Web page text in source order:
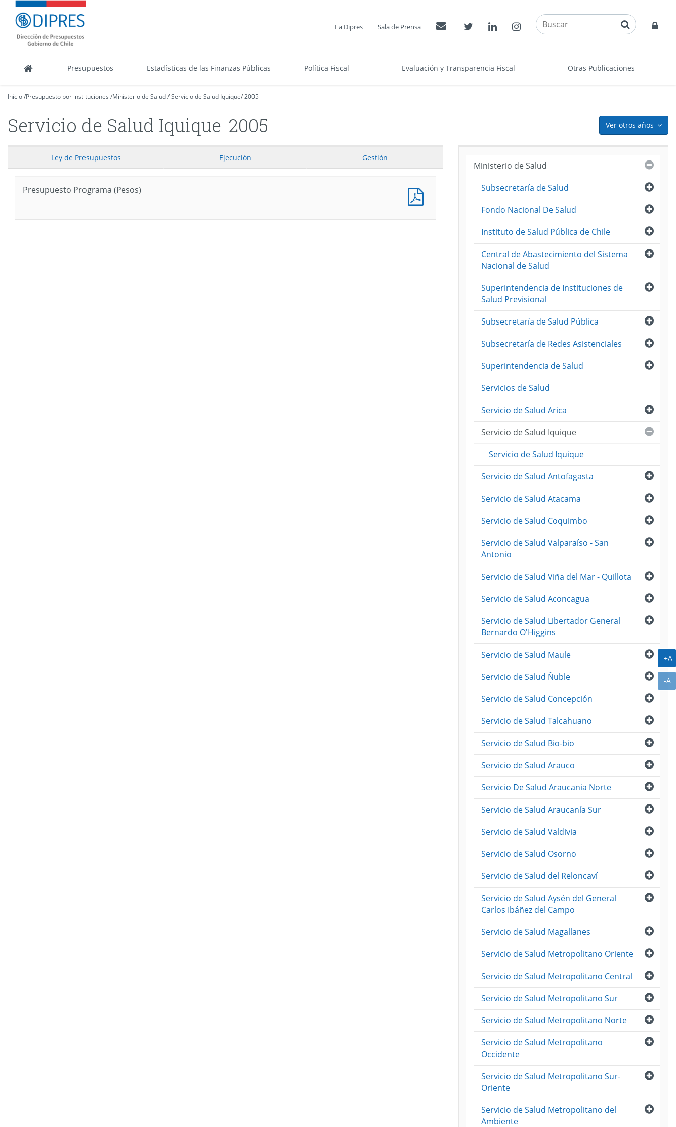
Contenido
principalDIPRES
-
Dirección
de
Presupuestos Estadísticas de las Finanzas Públicas Política Fiscal Evaluación y Transparencia Fiscal Otras Publicaciones
La Dipres Sala de Prensa Contactos Twitter LinkedinInstagram buscar
Inicio/Presupuesto por instituciones /Ministerio de Salud/Servicio de Salud Iquique/2005
Ver otros años
Servicio de Salud Iquique 2005
Ley de Presupuestos Ejecución Gestión
Presupuesto Programa (Pesos)
Ministerio de Salud
Abrir
Subsecretaría de Salud
Abrir
Fondo Nacional De Salud
Abrir
Instituto de Salud Pública de Chile
Abrir
Central de Abastecimiento del Sistema
Nacional de Salud
Abrir
Superintendencia de Instituciones de
Salud Previsional
Abrir
Subsecretaría de Salud Pública
Abrir
Subsecretaría de Redes Asistenciales
Abrir
Superintendencia de Salud
Servicios de Salud
Abrir
Servicio de Salud Arica
Servicio de Salud Iquique
Servicio de Salud Iquique
Abrir
Servicio de Salud Antofagasta
Abrir
Servicio de Salud Atacama
Abrir
Servicio de Salud Coquimbo
Abrir
Servicio de Salud Valparaíso - San
Antonio
Abrir
Servicio de Salud Viña del Mar - Quillota
Abrir
Servicio de Salud Aconcagua
Abrir
Servicio de Salud Libertador General
Bernardo O'Higgins
Abrir
Servicio de Salud Maule
Abrir
Servicio de Salud Ñuble
Abrir
Servicio de Salud Concepción
Abrir
Servicio de Salud Talcahuano
Abrir
Servicio de Salud Bio-bio
Abrir
Servicio de Salud Arauco
Abrir
Servicio De Salud Araucania Norte
Abrir
Servicio de Salud Araucanía Sur
Abrir
Servicio de Salud Valdivia
Abrir
Servicio de Salud Osorno
Abrir
Servicio de Salud del Reloncaví
Abrir
Servicio de Salud Aysén del General
Carlos Ibáñez del Campo
Abrir
Servicio de Salud Magallanes
Abrir
Servicio de Salud Metropolitano Oriente
Abrir
Servicio de Salud Metropolitano Central
Abrir
Servicio de Salud Metropolitano Sur
Abrir
Servicio de Salud Metropolitano Norte
Abrir
Servicio de Salud Metropolitano
Occidente
Abrir
Servicio de Salud Metropolitano Sur-
Oriente
Abrir
Servicio de Salud Metropolitano del
Ambiente
+A
-A